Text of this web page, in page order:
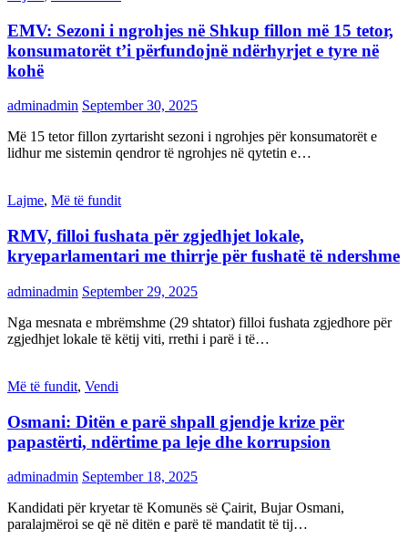
EMV: Sezoni i ngrohjes në Shkup fillon më 15 tetor,
konsumatorët t’i përfundojnë ndërhyrjet e tyre në
kohë
adminadmin September 30, 2025
Më 15 tetor fillon zyrtarisht sezoni i ngrohjes për konsumatorët e
lidhur me sistemin qendror të ngrohjes në qytetin e…
Lajme, Më të fundit
RMV, filloi fushata për zgjedhjet lokale,
kryeparlamentari me thirrje për fushatë të ndershme
adminadmin September 29, 2025
Nga mesnata e mbrëmshme (29 shtator) filloi fushata zgjedhore për
zgjedhjet lokale të këtij viti, rrethi i parë i të…
Më të fundit, Vendi
Osmani: Ditën e parë shpall gjendje krize për
papastërti, ndërtime pa leje dhe korrupsion
adminadmin September 18, 2025
Kandidati për kryetar të Komunës së Çairit, Bujar Osmani,
paralajmëroi se që në ditën e parë të mandatit të tij…